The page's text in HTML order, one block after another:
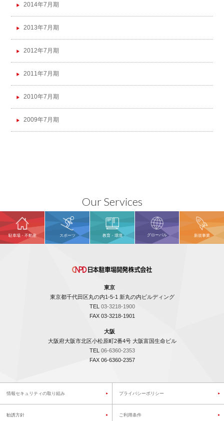
2014年7月期
2013年7月期
2012年7月期
2011年7月期
2010年7月期
2009年7月期
Our Services
駐車場・不動産 スポーツ 教育・環境 グローバル 新規事業
東京
東京都千代田区丸の内1-5-1 新丸の内ビルディング
TEL 03-3218-1900
FAX 03-3218-1901
大阪
大阪府大阪市北区小松原町2番4号 大阪富国生命ビル
TEL 06-6360-2353
FAX 06-6360-2357
情報セキュリティの取り組み プライバシーポリシー
勧誘方針 ご利用条件